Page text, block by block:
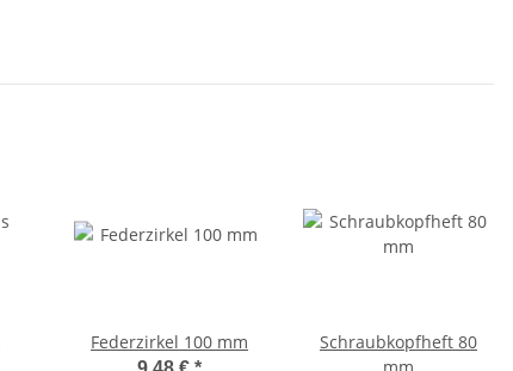
Federzirkel 100 mm
Schraubkopfheft 80